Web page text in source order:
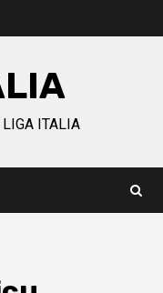
ITALIA